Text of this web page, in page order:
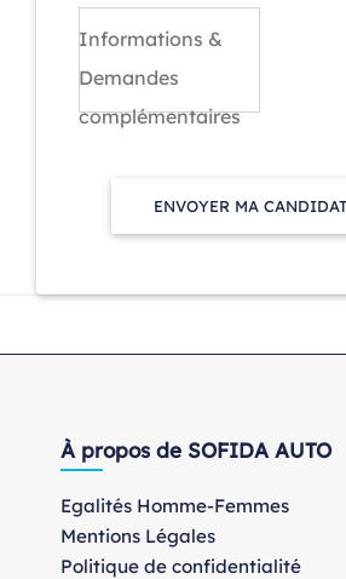
Informations &
Demandes
complémentaires
ENVOYER MA
À propos de SOFIDA AUTO
Egalités Homme-Femmes
Mentions Légales
Politique de confidentialité